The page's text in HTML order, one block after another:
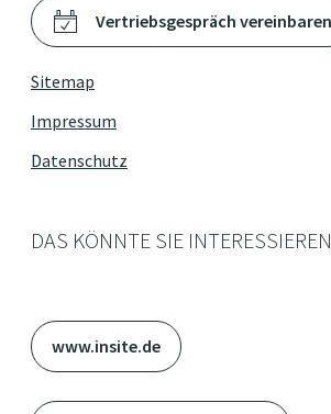
Vertriebsgespräch vereinbaren
Sitemap
Impressum
Datenschutz
DAS KÖNNTE SIE INTERESSIEREN
www.insite.de